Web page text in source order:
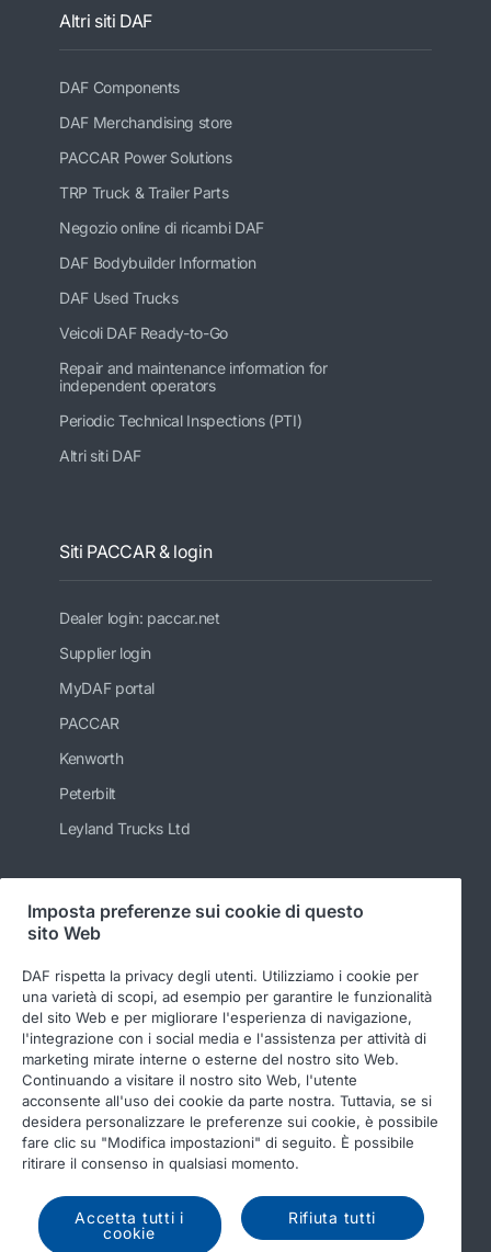
Altri siti DAF
DAF Components
DAF Merchandising store
PACCAR Power Solutions
TRP Truck & Trailer Parts
Negozio online di ricambi DAF
DAF Bodybuilder Information
DAF Used Trucks
Veicoli DAF Ready-to-Go
Repair and maintenance information for
independent operators
Periodic Technical Inspections (PTI)
Altri siti DAF
Siti PACCAR & login
Dealer login: paccar.net
Supplier login
MyDAF portal
PACCAR
Kenworth
Peterbilt
Leyland Trucks Ltd
Seguici
© 2026 DAF Legal notice
Privacy statement
General conditions
DAF and cookies
Codice di comportamento
Imposta preferenze sui cookie di questo
sito Web
DAF rispetta la privacy degli utenti. Utilizziamo i cookie per
una varietà di scopi, ad esempio per garantire le funzionalità
del sito Web e per migliorare l'esperienza di navigazione,
l'integrazione con i social media e l'assistenza per attività di
marketing mirate interne o esterne del nostro sito Web.
Continuando a visitare il nostro sito Web, l'utente
acconsente all'uso dei cookie da parte nostra. Tuttavia, se si
desidera personalizzare le preferenze sui cookie, è possibile
fare clic su "Modifica impostazioni" di seguito. È possibile
ritirare il consenso in qualsiasi momento.
Accetta tutti i
cookie
Rifiuta tutti